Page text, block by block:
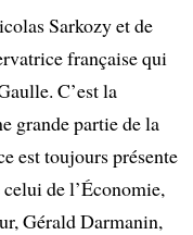
Sarkozy et de
française qui
C’est la
grande partie de la
est toujours présente
de l’Économie,
Gérald Darmanin,